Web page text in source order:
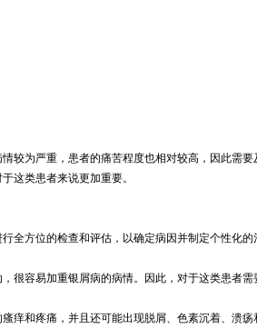
为严重，患者的痛苦程度也相对较高，因此需要
这类患者来说更加重要。
全方位的检查和评估，以确定病因并制定个性化的
容易加重银屑病的病情。因此，对于这类患者需
和疼痛，并且还可能出现脱屑、色素沉着、溃疡